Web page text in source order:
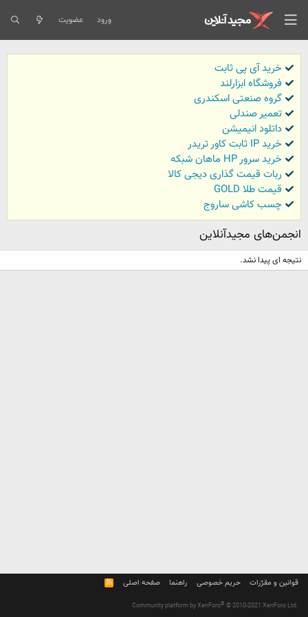
ورود عضویت
خرید آی پی ثابت
فروشگاه ابزارلند
گروه صنعتی اسکندری
تعمیر صندلی
داتلود انیمیشن
خرید IP ثابت کاور تریدر
خرید سرور HP ماهان شبکه
ربات قیمت گذاری دیجی کالا
قیمت طلا GOLD
چسب کاشی ساروج
انجمن‌های مجیدآنلاین
نتیجه ای پیدا نشد.
قوانین و مقرّرات حریم خصوصی راهنما صفحه اصلی
R
S
Community platform by XenForo® © 2010-2021 XenForo Ltd.